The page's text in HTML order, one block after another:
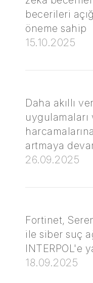
becerileri
öneme sahip
15.10.2025
Daha akıllı
artmaya
26.09.2025
Fortinet,
ile siber suç
INTERPOL'e
18.09.2025